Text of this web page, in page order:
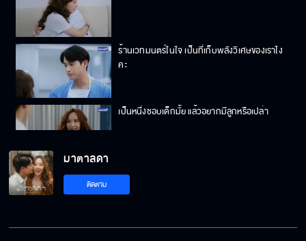
ร้านเวทมนตร์ในใจ เป็นที่เก็บพลังวิเศษของเราไง
คะ
เป็นหนึ่งชอบเด็กมั้ย แล้วอยากมีลูกหรือเปล่า
เนื้อคู่เกิดแล้วแหละ แต่โง่อยู่
มาตาลดา
ติดตาม